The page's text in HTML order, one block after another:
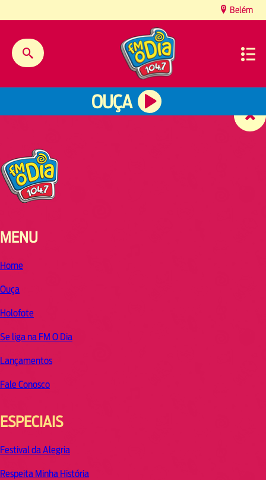
Belém
OUÇA
MENU
Home
Ouça
Holofote
Se liga na FM O Dia
Lançamentos
Fale Conosco
ESPECIAIS
Festival da Alegria
Respeita Minha História